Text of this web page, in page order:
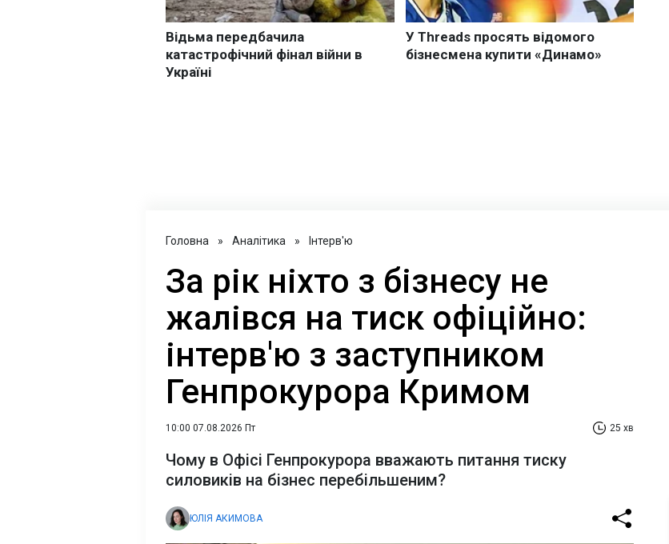
Головна » Аналітика » Інтерв'ю
За рік ніхто з бізнесу не
жалівся на тиск офіційно:
інтерв'ю з заступником
Генпрокурора Кримом
10:00 07.08.2026 Пт 25 хв
Чому в Офісі Генпрокурора вважають питання тиску
силовиків на бізнес перебільшеним?
ЮЛІЯ АКИМОВА